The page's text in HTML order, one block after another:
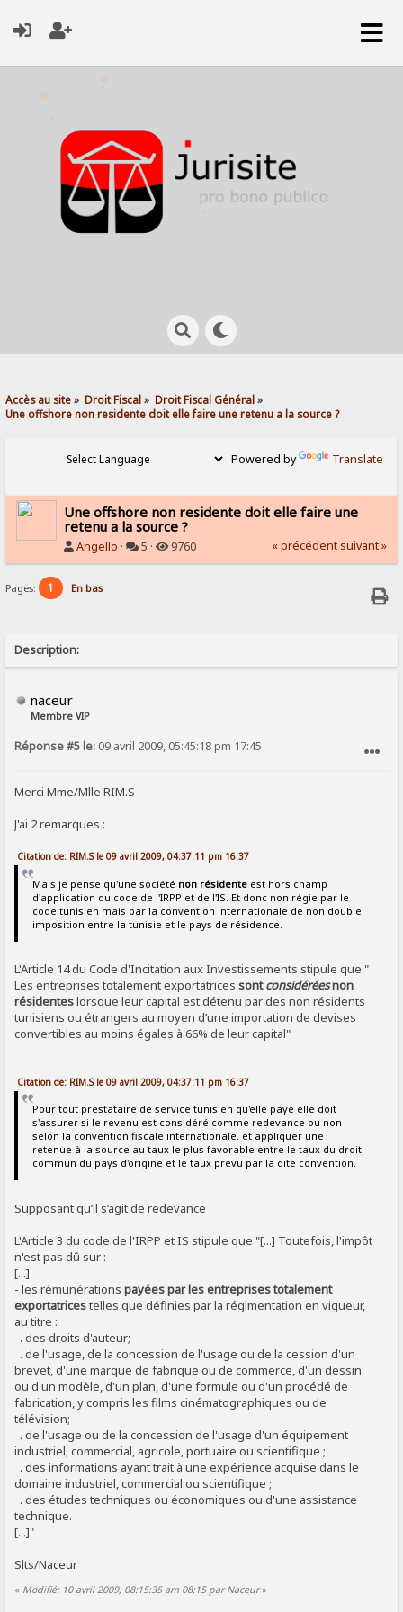
Accès au site» Droit Fiscal» Droit Fiscal Général»
Une offshore non residente doit elle faire une retenu a la source ?
Powered by Translate
Une offshore non residente doit elle faire une
retenu a la source ?
Angello · 5 · 9760 « précédent suivant »
Pages: 1 En bas
Description:
naceur
Membre VIP
Réponse #5 le: 09 avril 2009, 05:45:18 pm 17:45
Merci Mme/Mlle RIM.S
J'ai 2 remarques :
Citation de: RIM.S le 09 avril 2009, 04:37:11 pm 16:37
Mais je pense qu'une société non résidente est hors champ
d'application du code de l'IRPP et de l'IS. Et donc non régie par le
code tunisien mais par la convention internationale de non double
imposition entre la tunisie et le pays de résidence.
L'Article 14 du Code d'Incitation aux Investissements stipule que "
Les entreprises totalement exportatricessontconsidéréesnon
résidenteslorsque leur capital est détenu par des non résidents
tunisiens ou étrangers au moyen d’une importation de devises
convertibles au moins égales à 66% de leur capital"
Citation de: RIM.S le 09 avril 2009, 04:37:11 pm 16:37
Pour tout prestataire de service tunisien qu'elle paye elle doit
s'assurer si le revenu est considéré comme redevance ou non
selon la convention fiscale internationale. et appliquer une
retenue à la source au taux le plus favorable entre le taux du droit
commun du pays d'origine et le taux prévu par la dite convention.
Supposant qu’il s’agit de redevance
L'Article 3 du code de l'IRPP et IS stipule que "[...] Toutefois, l'impôt
n'est pas dû sur :
[...]
- les rémunérationspayées par les entreprises totalement
exportatricestelles que définies par la réglmentation en vigueur,
au titre :
. des droits d'auteur;
. de l'usage, de la concession de l'usage ou de la cession d'un
brevet, d'une marque de fabrique ou de commerce, d'un dessin
ou d'un modèle, d'un plan, d'une formule ou d'un procédé de
fabrication, y compris les films cinématographiques ou de
télévision;
. de l'usage ou de la concession de l'usage d'un équipement
industriel, commercial, agricole, portuaire ou scientifique ;
. des informations ayant trait à une expérience acquise dans le
domaine industriel, commercial ou scientifique ;
. des études techniques ou économiques ou d'une assistance
technique.
[...]"
Slts/Naceur
« Modifié: 10 avril 2009, 08:15:35 am 08:15 par Naceur»